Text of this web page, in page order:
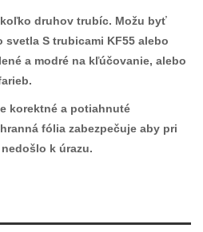
druhov trubíc. Možu byť
S trubicami KF55 alebo
a modré na kľúčovanie, alebo
korektné a potiahnuté
fólia zabezpečuje aby pri
k úrazu.